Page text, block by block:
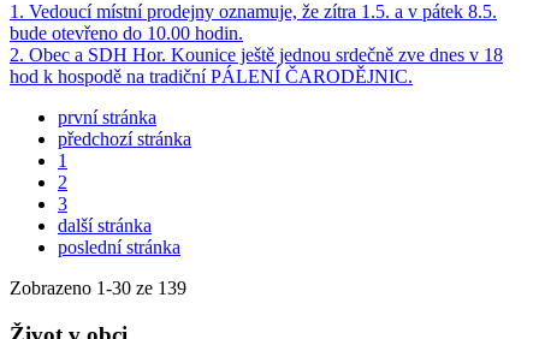
1. Vedoucí místní prodejny oznamuje, že zítra 1.5. a v pátek 8.5.
bude otevřeno do 10.00 hodin.
2. Obec a SDH Hor. Kounice ještě jednou srdečně zve dnes v 18
hod k hospodě na tradiční PÁLENÍ ČARODĚJNIC.
první stránka
předchozí stránka
1
2
3
další stránka
poslední stránka
Zobrazeno 1-30 ze 139